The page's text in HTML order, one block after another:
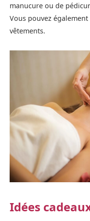
manucure ou de
Vous pouvez
vêtements.
Idées